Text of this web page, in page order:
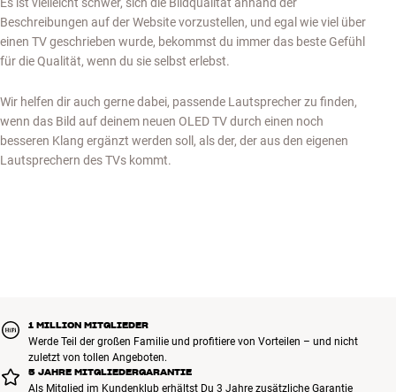
Beschreibungen auf der Website vorzustellen, und egal wie viel über
einen TV geschrieben wurde, bekommst du immer das beste Gefühl
für die Qualität, wenn du sie selbst erlebst.
Wir helfen dir auch gerne dabei, passende Lautsprecher zu finden,
wenn das Bild auf deinem neuen OLED TV durch einen noch
besseren Klang ergänzt werden soll, als der, der aus den eigenen
Lautsprechern des TVs kommt.
1 MILLION MITGLIEDER
Werde Teil der großen Familie und profitiere von Vorteilen – und nicht
zuletzt von tollen Angeboten.
5 JAHRE MITGLIEDERGARANTIE
Als Mitglied im Kundenklub erhältst Du 3 Jahre zusätzliche Garantie